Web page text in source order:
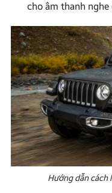
cho âm thanh nghe
Hướng dẫn cách